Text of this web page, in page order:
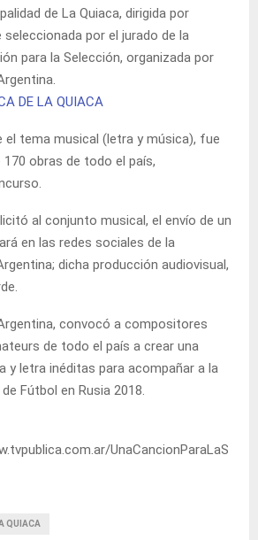
de La Quiaca, dirigida por
seleccionada por el jurado de la
para la Selección, organizada por
el tema musical (letra y música), fue
obras de todo el país,
al conjunto musical, el envío de un
en las redes sociales de la
dicha producción audiovisual,
convocó a compositores
de todo el país a crear una
y letra inéditas para acompañar a la
Fútbol en Rusia 2018.
UnaCancionParaLaS
QUIACA